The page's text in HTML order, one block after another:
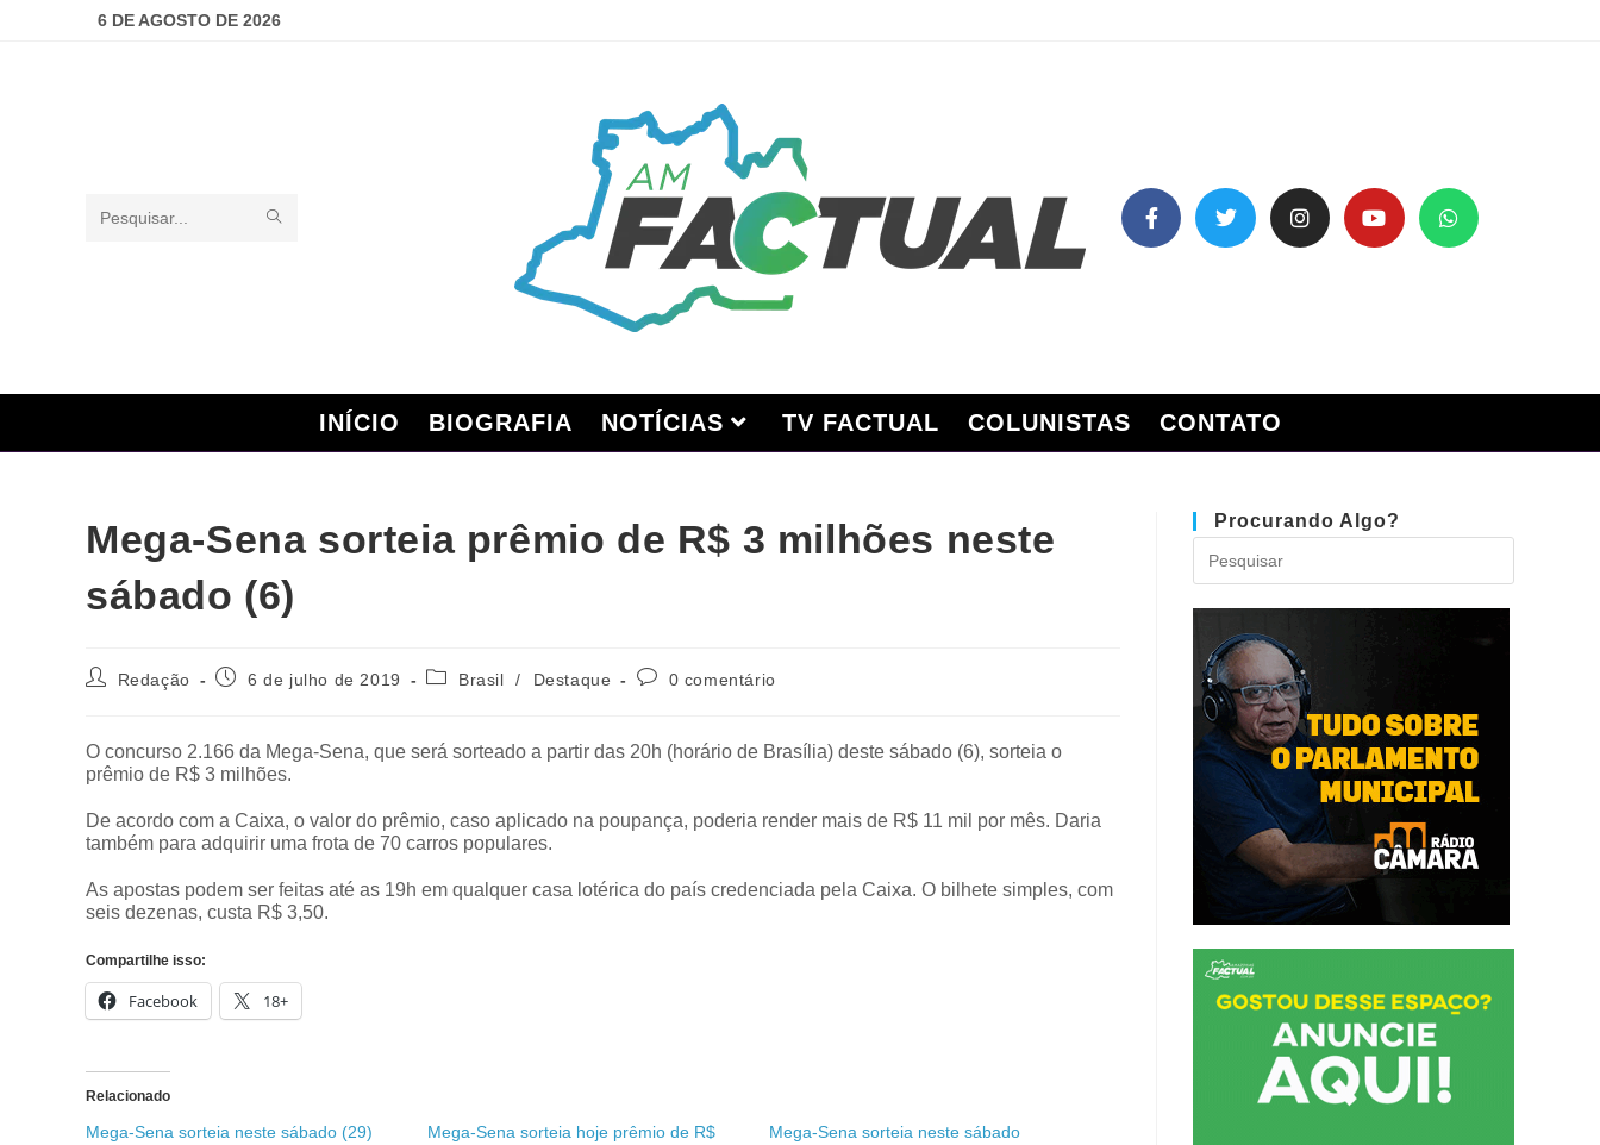
6 DE AGOSTO DE 2026
Pesquisar
INÍCIO BIOGRAFIA NOTÍCIAS TV FACTUAL COLUNISTAS CONTATO
Mega-Sena sorteia prêmio de R$ 3 milhões neste
sábado (6)
Redação 6 de julho de 2019 Brasil / Destaque 0 comentário
O concurso 2.166 da Mega-Sena, que será sorteado a partir das 20h (horário de Brasília) deste sábado (6), sorteia o
prêmio de R$ 3 milhões.
De acordo com a Caixa, o valor do prêmio, caso aplicado na poupança, poderia render mais de R$ 11 mil por mês. Daria
também para adquirir uma frota de 70 carros populares.
As apostas podem ser feitas até as 19h em qualquer casa lotérica do país credenciada pela Caixa. O bilhete simples, com
seis dezenas, custa R$ 3,50.
Compartilhe isso:
Facebook 18+
Relacionado
Mega-Sena sorteia neste sábado (29)
Mega-Sena sorteia hoje prêmio de R$
Mega-Sena sorteia neste sábado
Procurando Algo?